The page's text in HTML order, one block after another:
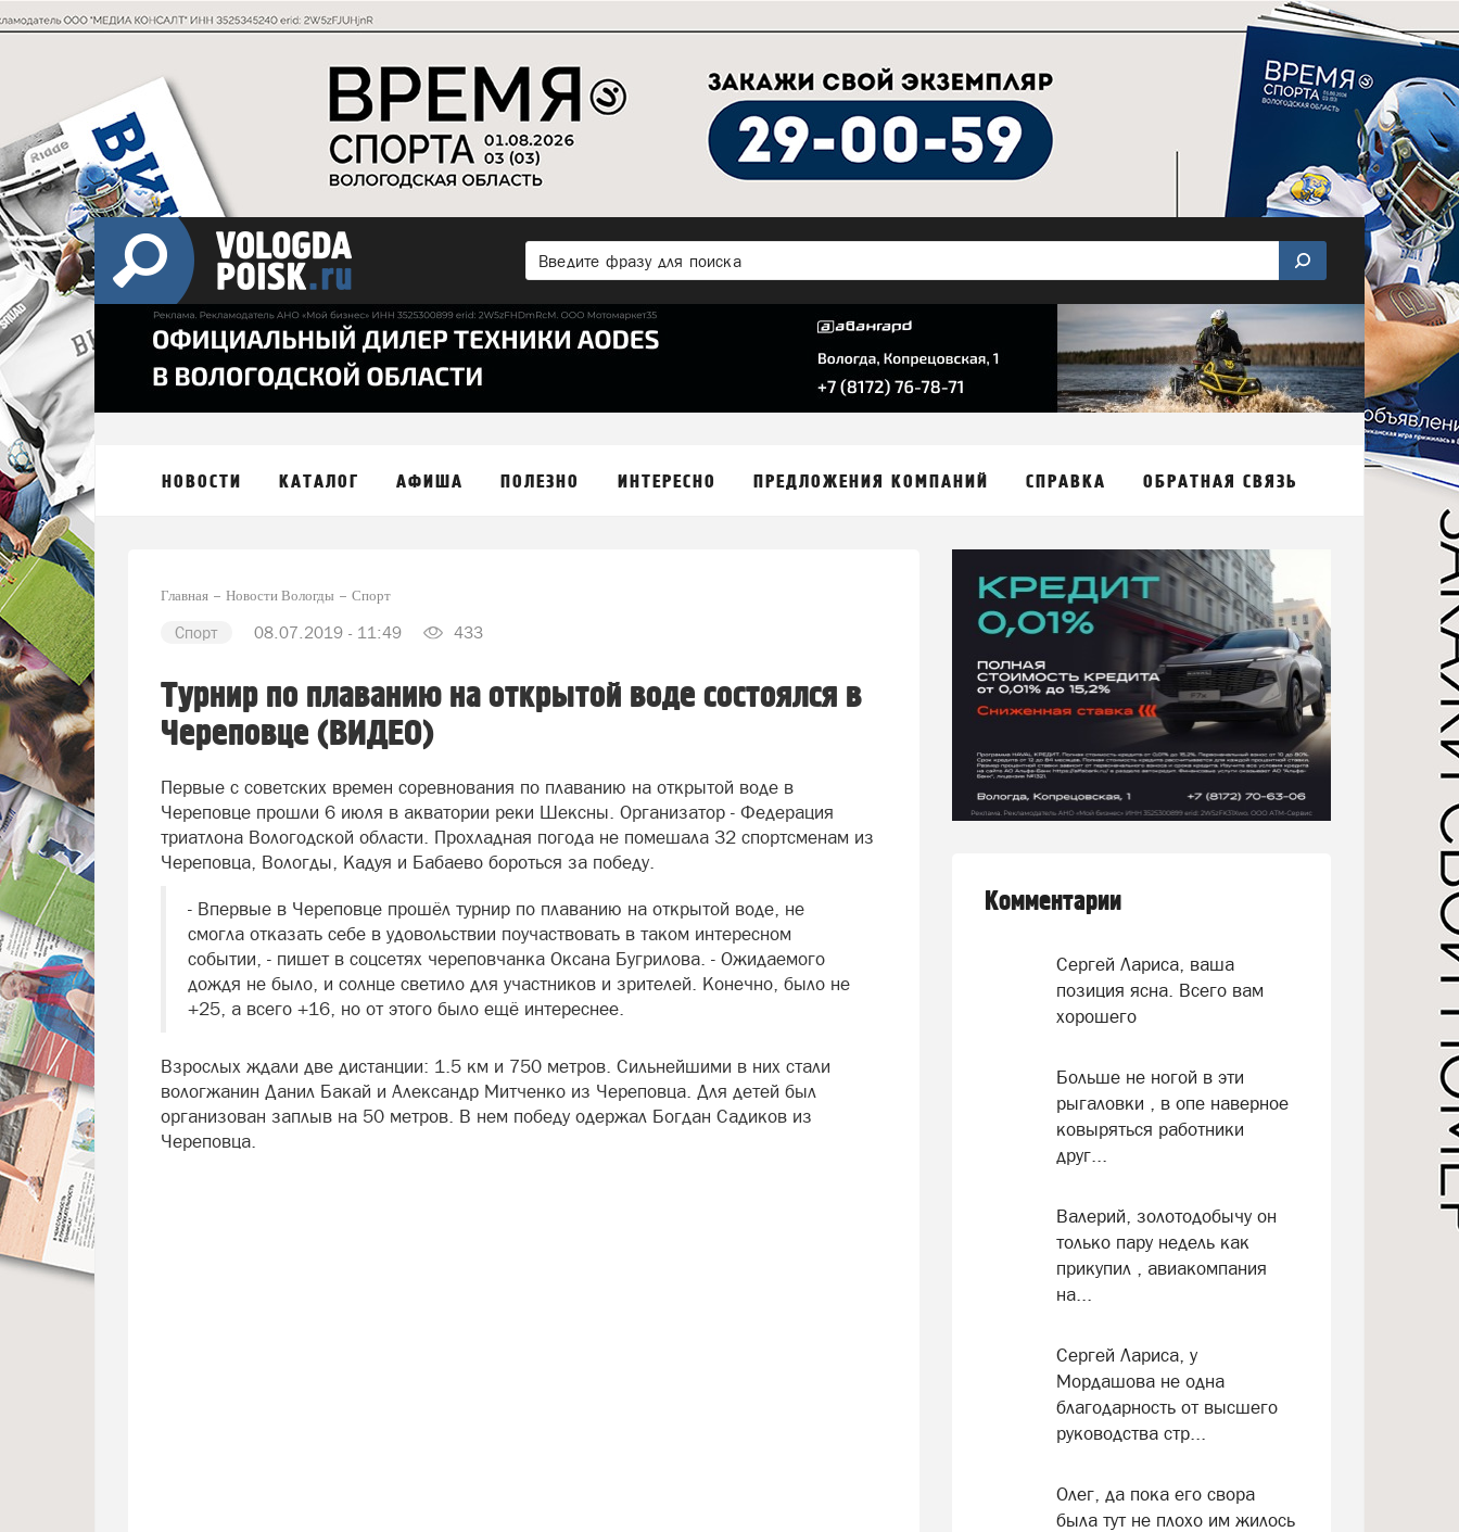
НОВОСТИ КАТАЛОГ АФИША ПОЛЕЗНО ИНТЕРЕСНО ПРЕДЛОЖЕНИЯ КОМПАНИЙ СПРАВКА ОБРАТНАЯ СВЯЗЬ
Главная Новости Вологды Спорт
Спорт 08.07.2019 - 11:49 433
Турнир по плаванию на открытой воде состоялся в
Череповце (ВИДЕО)
Первые с советских времен соревнования по плаванию на открытой воде в
Череповце прошли 6 июля в акватории реки Шексны. Организатор - Федерация
триатлона Вологодской области. Прохладная погода не помешала 32 спортсменам из
Череповца, Вологды, Кадуя и Бабаево бороться за победу.
- Впервые в Череповце прошёл турнир по плаванию на открытой воде, не
смогла отказать себе в удовольствии поучаствовать в таком интересном
событии, - пишет в соцсетях череповчанка Оксана Бугрилова. - Ожидаемого
дождя не было, и солнце светило для участников и зрителей. Конечно, было не
+25, а всего +16, но от этого было ещё интереснее.
Взрослых ждали две дистанции: 1.5 км и 750 метров. Сильнейшими в них стали
вологжанин Данил Бакай и Александр Митченко из Череповца. Для детей был
организован заплыв на 50 метров. В нем победу одержал Богдан Садиков из
Череповца.
Комментарии
Сергей Лариса, ваша
позиция ясна. Всего вам
хорошего
Больше не ногой в эти
рыгаловки , в опе наверное
ковыряться работники
друг...
Валерий, золотодобычу он
только пару недель как
прикупил , авиакомпания
на...
Сергей Лариса, у
Мордашова не одна
благодарность от высшего
руководства стр...
Олег, да пока его свора
была тут не плохо им жилось